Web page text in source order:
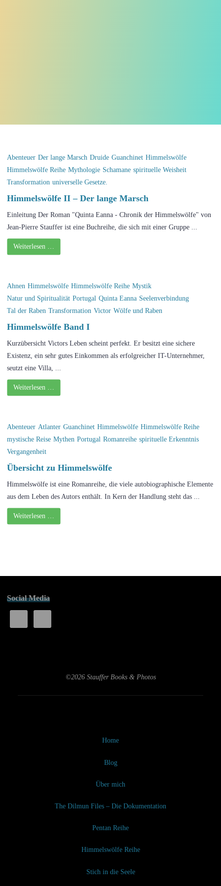
Abenteuer Der lange Marsch Druide Guanchinet Himmelswölfe
Himmelswölfe Reihe Mythologie Schamane spirituelle Weisheit
Transformation universelle Gesetze.
Himmelswölfe II – Der lange Marsch
Einleitung Der Roman "Quinta Eanna - Chronik der Himmelswölfe" von
Jean-Pierre Stauffer ist eine Buchreihe, die sich mit einer Gruppe ...
Weiterlesen …
Ahnen Himmelswölfe Himmelswölfe Reihe Mystik
Natur und Spiritualität Portugal Quinta Eanna Seelenverbindung
Tal der Raben Transformation Victor Wölfe und Raben
Himmelswölfe Band I
Kurzübersicht Victors Leben scheint perfekt. Er besitzt eine sichere
Existenz, ein sehr gutes Einkommen als erfolgreicher IT-Unternehmer,
seutzt eine Villa, ...
Weiterlesen …
Abenteuer Atlanter Guanchinet Himmelswölfe Himmelswölfe Reihe
mystische Reise Mythen Portugal Romanreihe spirituelle Erkenntnis
Vergangenheit
Übersicht zu Himmelswölfe
Himmelswölfe ist eine Romanreihe, die viele autobiographische Elemente
aus dem Leben des Autors enthält. In Kern der Handlung steht das ...
Weiterlesen …
Social Media
©2026 Stauffer Books & Photos
Home
Blog
Über mich
The Dilmun Files – Die Dokumentation
Pentan Reihe
Himmelswölfe Reihe
Stich in die Seele